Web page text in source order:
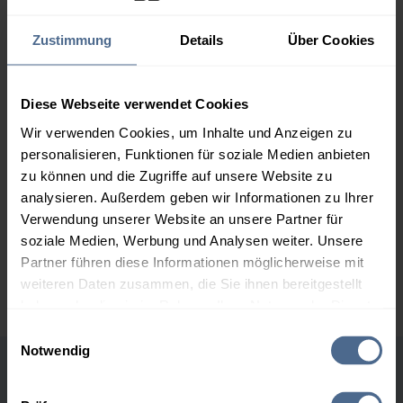
Zustimmung Details Über Cookies
Diese Webseite verwendet Cookies
Wir verwenden Cookies, um Inhalte und Anzeigen zu
personalisieren, Funktionen für soziale Medien anbieten
zu können und die Zugriffe auf unsere Website zu
analysieren. Außerdem geben wir Informationen zu Ihrer
Verwendung unserer Website an unsere Partner für
soziale Medien, Werbung und Analysen weiter. Unsere
Partner führen diese Informationen möglicherweise mit
weiteren Daten zusammen, die Sie ihnen bereitgestellt
Notwendig
1.000 Liter 0,00 €
160,28 €
3.000 Liter
158,21 €
158,21 €
0,00 €
5.000 Liter
156,70 €
Preise für Heizöl in Standardqualität nach Ö-Norm C 1109 in € / 100
Liter inkl. MwSt. und Lieferung bei einer Lieferstelle.
Höchst- und Tiefststände der